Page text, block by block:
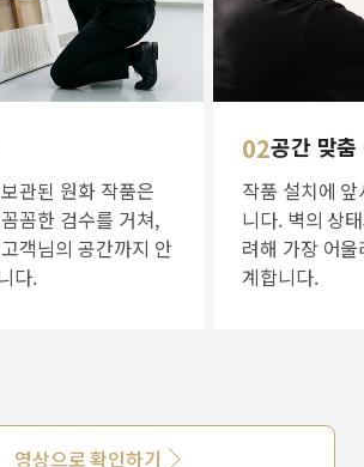
관된 원화 작품은
꼼한 검수를 거쳐,
객님의 공간까지 안
다.
02공간 맞
작품 설치에
니다. 벽의 상
려해 가장 어
계합니다.
영상으로 확인하기